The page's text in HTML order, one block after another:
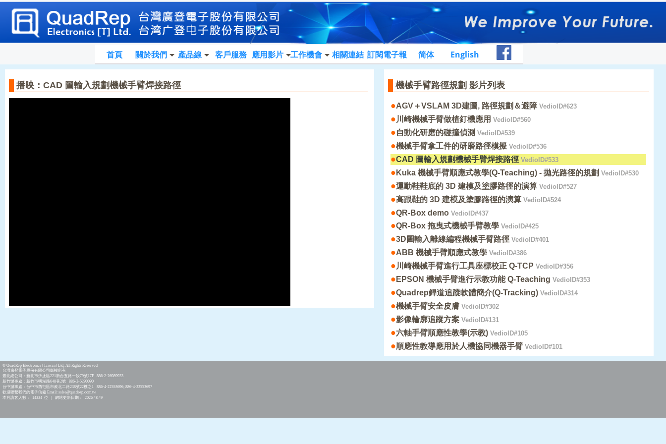
首頁 關於我們 產品線 客戶服務 應用影片 工作機會 相關連結 訂閱電子報 简体 English
播映：CAD 圖輸入規劃機械手臂焊接路徑 機械手臂路徑規劃 影片列表
●AGV＋VSLAM 3D建圖, 路徑規劃＆避障 VedioID#623
● 川崎機械手臂做植釘機應用 VedioID#560
●自動化研磨的碰撞偵測 VedioID#539
●機械手臂拿工件的研磨路徑模擬 VedioID#536
●CAD 圖輸入規劃機械手臂焊接路徑 VedioID#533
● Kuka 機械手臂順應式教學(Q-Teaching) - 拋光路徑的規劃 VedioID#530
●運動鞋鞋底的 3D 建模及塗膠路徑的演算 VedioID#527
●高跟鞋的 3D 建模及塗膠路徑的演算 VedioID#524
●QR-Box demo VedioID#437
●QR-Box 拖曳式機械手臂教學 VedioID#425
●3D圖輸入離線編程機械手臂路徑 VedioID#401
●ABB 機械手臂順應式教學 VedioID#386
● 川崎機械手臂進行工具座標校正 Q-TCP VedioID#356
● EPSON 機械手臂進行示教功能 Q-Teaching VedioID#353
●Quadrep銲道追蹤軟體簡介(Q-Tracking) VedioID#314
●機械手臂安全皮膚 VedioID#302
●影像輪廓追蹤方案 VedioID#131
●六軸手臂順應性教學(示教) VedioID#105
●順應性教導應用於人機協同機器手臂 VedioID#101
© QuadRep Electronics [Taiwan] Ltd, All Rights Reserved
台灣廣登電子股份有限公司版權所有
臺北總公司：新北市汐止區221新台五路一段79號17F 886-2-26989933
新竹辦事處：新竹市明湖路648巷2號 886-3-5290090
台中辦事處：台中市西屯區市政北二路238號22樓之1 886-4-22553696; 886-4-22553697
歡迎聯繫我們的電子信箱 Email: sales@quadrep.com.tw
本月訪客人數： 14334 位 | 網站更新日期： 2026 / 8 / 9